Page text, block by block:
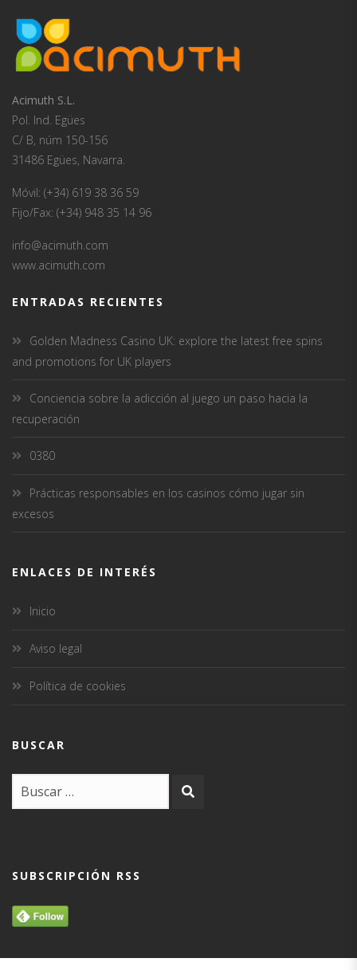
Acimuth S.L.
Pol. Ind. Egües
C/ B, núm 150-156
31486 Egües, Navarra.
Móvil: (+34) 619 38 36 59
Fijo/Fax: (+34) 948 35 14 96
info@acimuth.com
www.acimuth.com
ENTRADAS RECIENTES
Golden Madness Casino UK: explore the latest free spins
and promotions for UK players
Conciencia sobre la adicción al juego un paso hacia la
recuperación
0380
Prácticas responsables en los casinos cómo jugar sin
excesos
ENLACES DE INTERÉS
Inicio
Aviso legal
Política de cookies
BUSCAR
SUBSCRIPCIÓN RSS